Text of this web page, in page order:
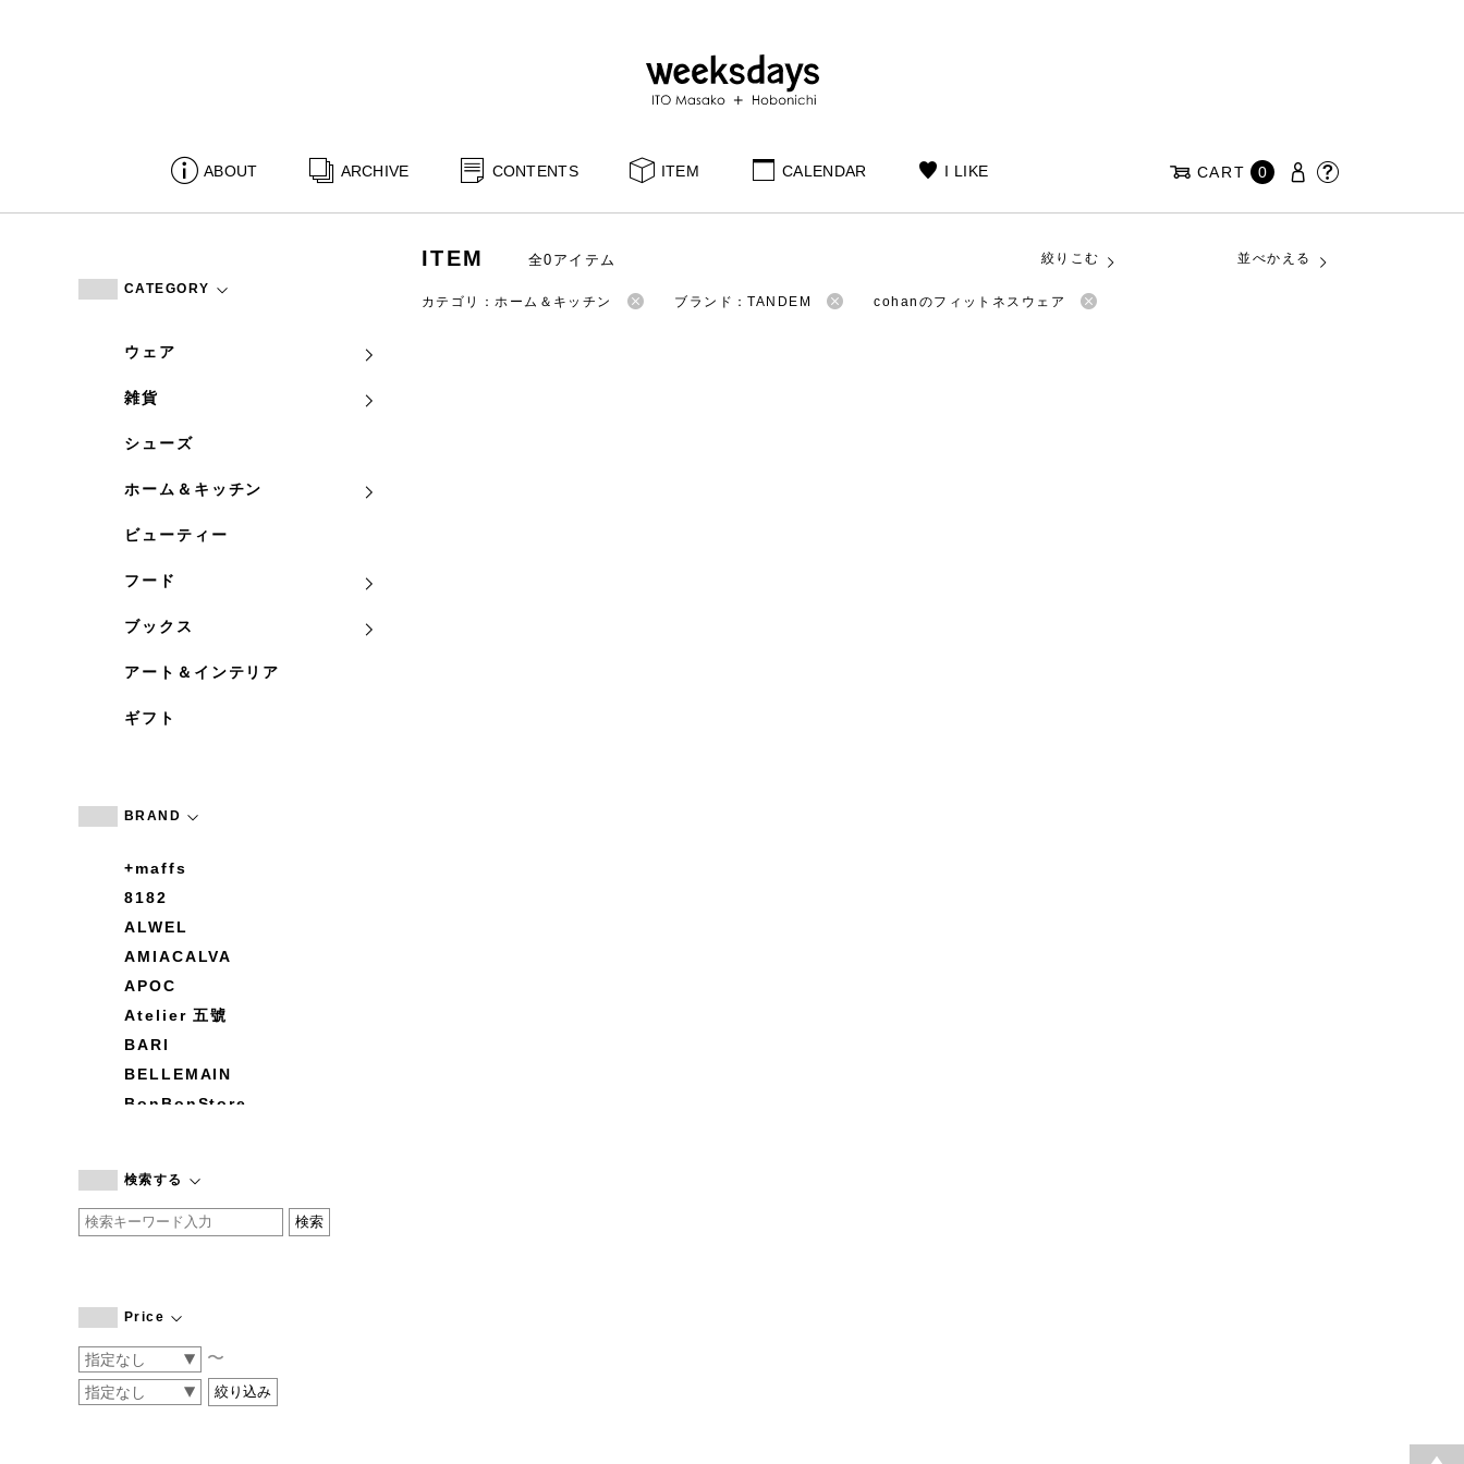
ABOUT ARCHIVE CONTENTS ITEM CALENDAR I LIKE CART 0
CATEGORY
ウェア
雑貨
シューズ
ホーム＆キッチン
ビューティー
フード
ブックス
アート＆インテリア
ギフト
BRAND
+maffs
8182
ALWEL
AMIACALVA
APOC
Atelier 五號
BARI
BELLEMAIN
BonBonStore
by basics
CATWORTH
COGTHEBIGSMOKE
CONVERSE
DEAN & DELUCA
検索する
Price
〜
ITEM 全0アイテム 絞りこむ 並べかえる
カテゴリ：ホーム＆キッチン ブランド：TANDEM cohanのフィットネスウェア